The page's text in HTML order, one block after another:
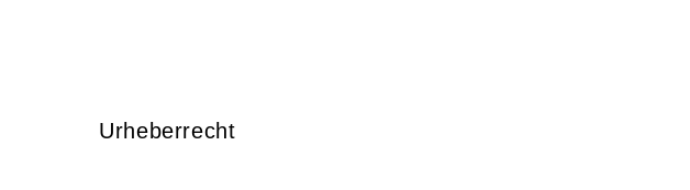
Urheberrecht